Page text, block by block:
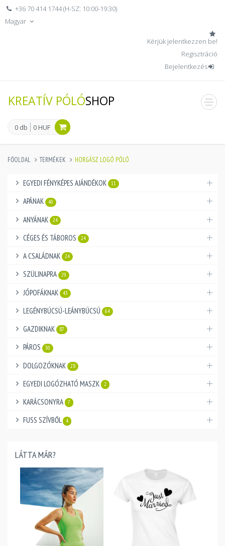
+36 70 414 1744 (H-SZ: 10:00-19:30)
Magyar
Kérjük jelentkezzen be!
Regisztráció
Bejelentkezés
KREATÍV PÓLÓSHOP
0 db 0 HUF
FŐOLDAL TERMÉKEK HORGÁSZ LOGÓ PÓLÓ
EGYEDI FÉNYKÉPES AJÁNDÉKOK 11
APÁNAK 40
ANYÁNAK 24
CÉGES ÉS TÁBOROS 24
A CSALÁDNAK 24
SZÜLINAPRA 29
JÓPOFÁKNAK 43
LEGÉNYBÚCSÚ-LEÁNYBÚCSÚ 64
GAZDIKNAK 87
PÁROS 30
DOLGOZÓKNAK 28
EGYEDI LOGÓZHATÓ MASZK 2
KARÁCSONYRA 7
FUSS SZÍVBŐL 4
LÁTTA MÁR?